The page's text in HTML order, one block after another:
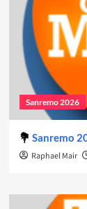
Sanremo 2026
Sanremo
Raphael Mair